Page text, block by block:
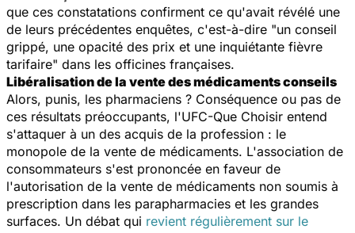
que ces constatations confirment ce qu'avait révélé une
de leurs précédentes enquêtes, c'est-à-dire "un conseil
grippé, une opacité des prix et une inquiétante fièvre
tarifaire" dans les officines françaises.
Libéralisation de la vente des médicaments conseils
Alors, punis, les pharmaciens ? Conséquence ou pas de
ces résultats préoccupants, l'UFC-Que Choisir entend
s'attaquer à un des acquis de la profession : le
monopole de la vente de médicaments. L'association de
consommateurs s'est prononcée en faveur de
l'autorisation de la vente de médicaments non soumis à
prescription dans les parapharmacies et les grandes
surfaces. Un débat qui revient régulièrement sur le